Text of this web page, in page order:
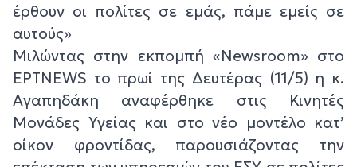
έρθουν οι πολίτες σε εμάς, πάμε εμείς σε
αυτούς»
Μιλώντας στην εκπομπή «Newsroom» στο
ΕΡΤNEWS το πρωί της Δευτέρας (11/5) η κ.
Αγαπηδάκη αναφέρθηκε στις Κινητές
Μονάδες Υγείας και στο νέο μοντέλο κατ’
οίκον φροντίδας, παρουσιάζοντας την